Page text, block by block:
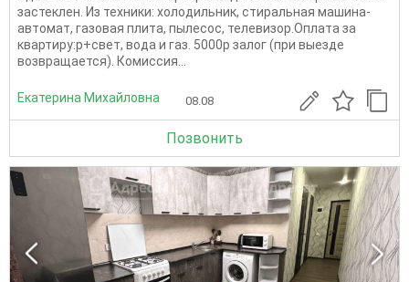
застеклен. Из техники: холодильник, стиральная машина-
автомат, газовая плита, пылесос, телевизор.Оплата за
квартиру:р+свет, вода и газ. 5000р залог (при выезде
возвращается). Комиссия...
Екатерина Михайловна 08.08
Позвонить